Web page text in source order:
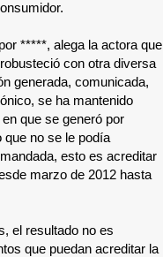
*****, alega la actora que
con otra diversa
generada, comunicada,
se ha mantenido
que se generó por
que no se le podía
esto es acreditar
marzo de 2012 hasta
el resultado no es
que puedan acreditar la